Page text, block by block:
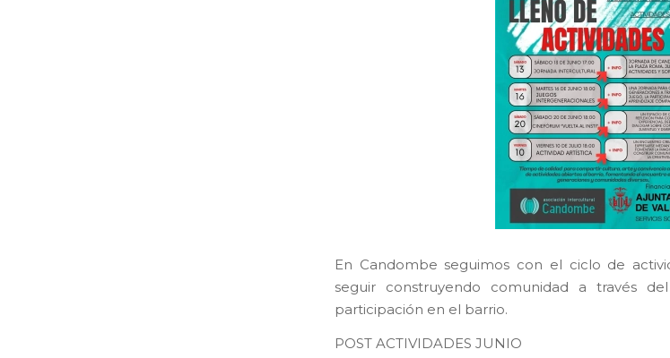
En Candombe seguimos con el ciclo de
seguir construyendo comunidad a través
participación en el barrio.
POST ACTIVIDADES JUNIO